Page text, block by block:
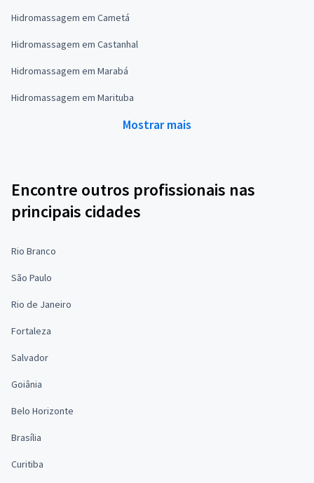
Hidromassagem em Cametá
Hidromassagem em Castanhal
Hidromassagem em Marabá
Hidromassagem em Marituba
Mostrar mais
Encontre outros profissionais nas
principais cidades
Rio Branco
São Paulo
Rio de Janeiro
Fortaleza
Salvador
Goiânia
Belo Horizonte
Brasília
Curitiba